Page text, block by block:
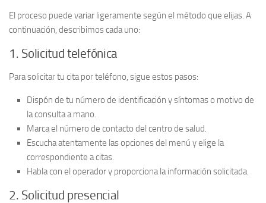
El proceso puede variar ligeramente según el método que elijas. A
continuación, describimos cada uno:
1. Solicitud telefónica
Para solicitar tu cita por teléfono, sigue estos pasos:
Dispón de tu número de identificación ysíntomaso motivo de
la consulta a mano.
Marca el número de contacto del centro de salud.
Escucha atentamente las opciones del menú y elige la
correspondiente a citas.
Habla con el operador y proporciona la información solicitada.
2. Solicitud presencial